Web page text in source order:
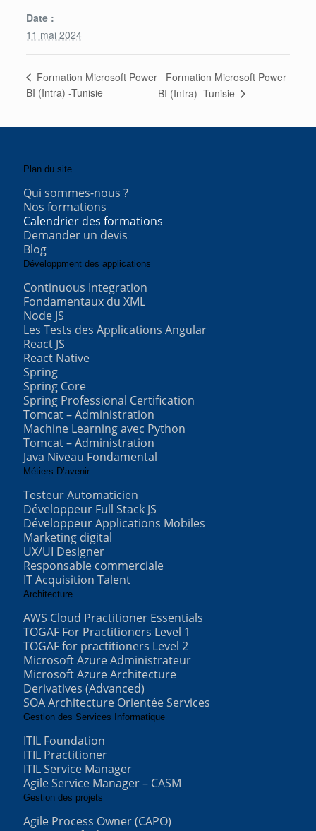
Date :
11 mai 2024
Formation Microsoft Power
BI (Intra) -Tunisie
Formation Microsoft Power
BI (Intra) -Tunisie
Plan du site
Qui sommes-nous ?
Nos formations
Calendrier des formations
Demander un devis
Blog
Développment des applications
Continuous Integration
Fondamentaux du XML
Node JS
Les Tests des Applications Angular
React JS
React Native
Spring
Spring Core
Spring Professional Certification
Tomcat – Administration
Machine Learning avec Python
Tomcat – Administration
Java Niveau Fondamental
Métiers D’avenir
Testeur Automaticien
Développeur Full Stack JS
Développeur Applications Mobiles
Marketing digital
UX/UI Designer
Responsable commerciale
IT Acquisition Talent
Architecture
AWS Cloud Practitioner Essentials
TOGAF For Practitioners Level 1
TOGAF for practitioners Level 2
Microsoft Azure Administrateur
Microsoft Azure Architecture
Derivatives (Advanced)
SOA Architecture Orientée Services
Gestion des Services Informatique
ITIL Foundation
ITIL Practitioner
ITIL Service Manager
Agile Service Manager – CASM
Gestion des projets
Agile Process Owner (CAPO)